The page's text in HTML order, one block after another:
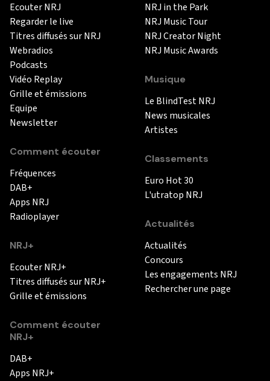
Ecouter NRJ
Regarder le live
Titres diffusés sur NRJ
Webradios
Podcasts
Vidéo Replay
Grille et émissions
Equipe
Newsletter
Comment écouter
Fréquences
DAB+
Apps NRJ
Radioplayer
NRJ+
Ecouter NRJ+
Titres diffusés sur NRJ+
Grille et émissions
Comment écouter
NRJ+
DAB+
Apps NRJ+
NRJ in the Park
NRJ Music Tour
NRJ Creator Night
NRJ Music Awards
Musique
Le BlindTest NRJ
News musicales
Artistes
Classements
Euro Hot 30
L'utratop NRJ
Actualités
Actualités
Concours
Les engagements NRJ
Rechercher une page